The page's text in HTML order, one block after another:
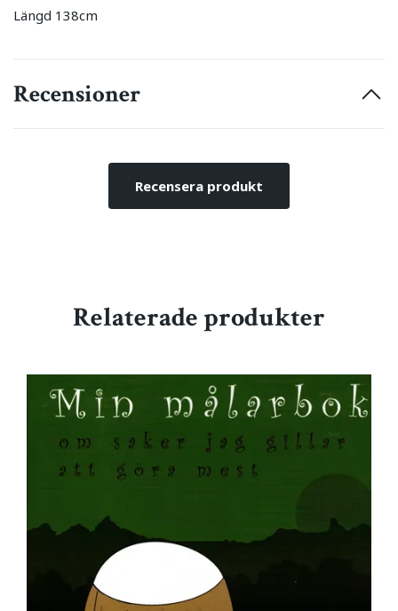
Längd 138cm
Recensioner
Recensera produkt
Relaterade produkter